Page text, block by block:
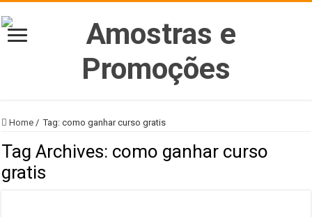
Home / Tag:como ganhar curso gratis
Tag Archives: como ganhar curso
gratis